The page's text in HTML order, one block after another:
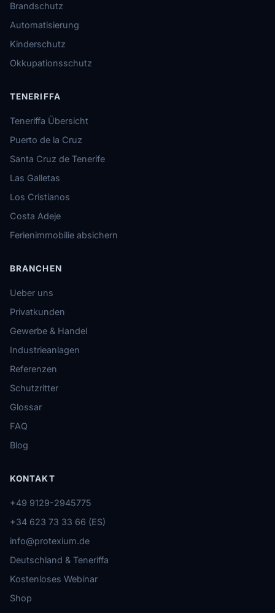
Brandschutz
Automatisierung
Kinderschutz
Okkupationsschutz
TENERIFFA
Teneriffa Übersicht
Puerto de la Cruz
Santa Cruz de Tenerife
Las Galletas
Los Cristianos
Costa Adeje
Ferienimmobilie absichern
BRANCHEN
Ueber uns
Privatkunden
Gewerbe & Handel
Industrieanlagen
Referenzen
Schutzritter
Glossar
FAQ
Blog
KONTAKT
+49 9129-2945775
+34 623 73 33 66 (ES)
info@protexium.de
Deutschland & Teneriffa
Kostenloses Webinar
Shop